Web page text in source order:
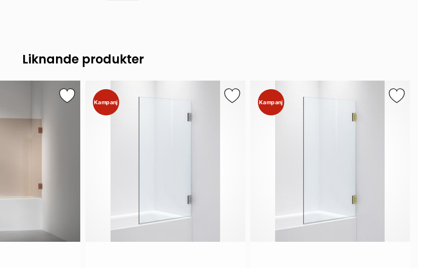
Liknande produkter
Kampanj Kampanj